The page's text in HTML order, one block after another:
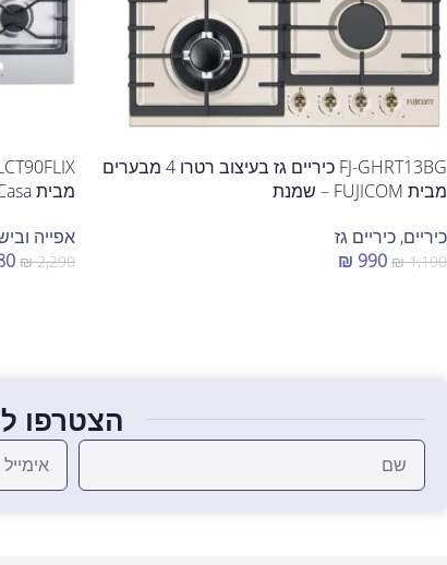
FJ-GHRT13BG כיריים גז בעיצוב רטרו 4 מבערים
מבית FUJICOM – שמנת
כיריים, כיריים גז
₪1,190
₪ 990
מבית LaCasa
אפייה
₪2,290
הצטרפו